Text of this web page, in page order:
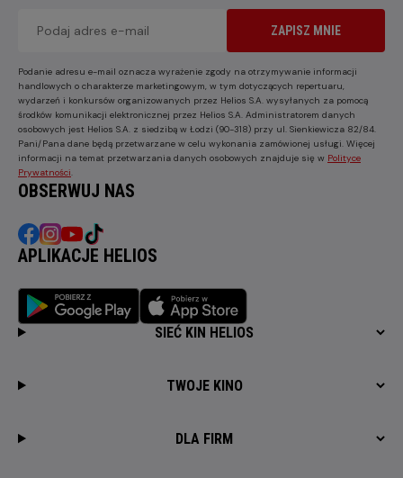
ZAPISZ MNIE
Podanie adresu e-mail oznacza wyrażenie zgody na otrzymywanie informacji
handlowych o charakterze marketingowym, w tym dotyczących repertuaru,
wydarzeń i konkursów organizowanych przez Helios S.A. wysyłanych za pomocą
środków komunikacji elektronicznej przez Helios S.A. Administratorem danych
osobowych jest Helios S.A. z siedzibą w Łodzi (90-318) przy ul. Sienkiewicza 82/84.
Pani/Pana dane będą przetwarzane w celu wykonania zamówionej usługi. Więcej
informacji na temat przetwarzania danych osobowych znajduje się w Polityce
Prywatności
OBSERWUJ NAS
APLIKACJE HELIOS
SIEĆ KIN HELIOS
TWOJE KINO
DLA FIRM